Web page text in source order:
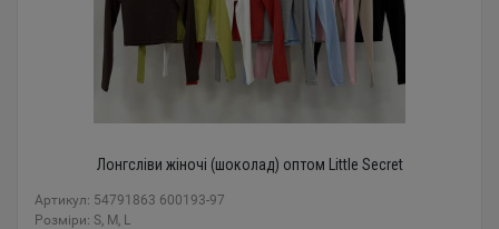
Лонгсліви жіночі (шоколад) оптом Little Secret
Артикул: 54791863 600193-97
Розміри: S, M, L